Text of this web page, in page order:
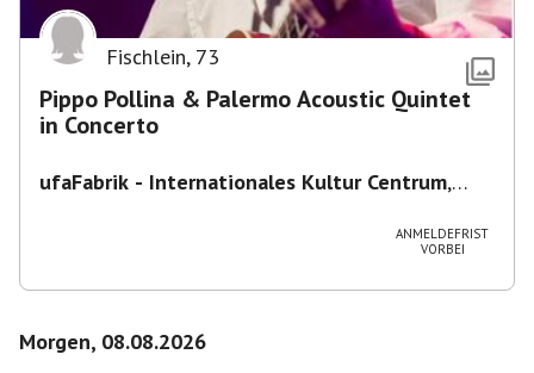
Fischlein, 73
Pippo Pollina & Palermo Acoustic Quintet
in Concerto
ufaFabrik - Internationales Kultur Centrum,
ANMELDEFRIST
VORBEI
Morgen, 08.08.2026